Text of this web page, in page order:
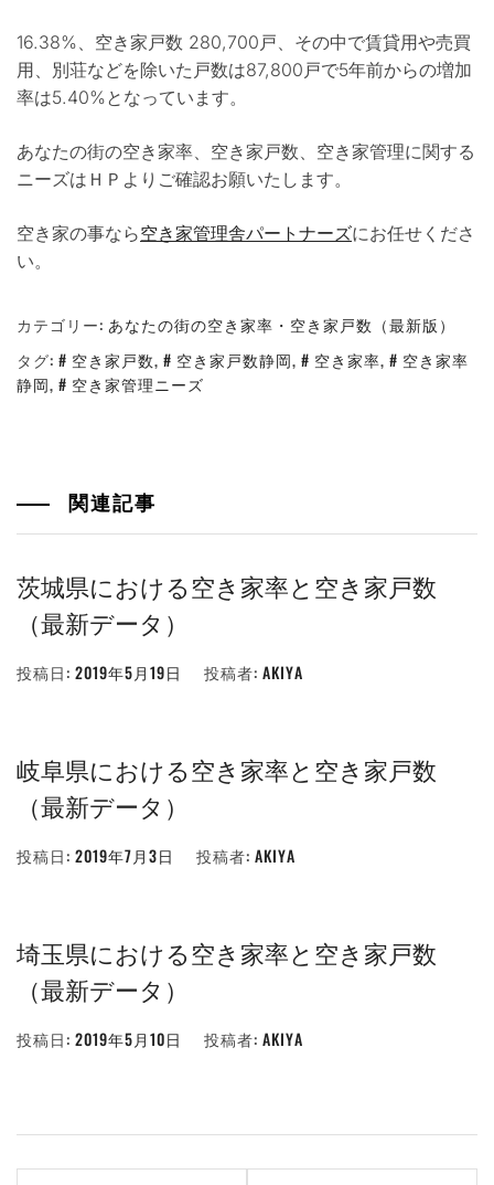
16.38%、空き家戸数 280,700戸、その中で賃貸用や売買
用、別荘などを除いた戸数は87,800戸で5年前からの増加
率は5.40%となっています。
あなたの街の空き家率、空き家戸数、空き家管理に関する
ニーズはＨＰよりご確認お願いたします。
空き家の事なら空き家管理舎パートナーズにお任せくださ
い。
カテゴリー: あなたの街の空き家率・空き家戸数（最新版）
タグ:
空き家戸数, 空き家戸数静岡, 空き家率,
空き家率
静岡, 空き家管理ニーズ
関連記事
茨城県における空き家率と空き家戸数
（最新データ）
投稿日: 2019年5月19日 投稿者: AKIYA
岐阜県における空き家率と空き家戸数
（最新データ）
投稿日: 2019年7月3日 投稿者: AKIYA
埼玉県における空き家率と空き家戸数
（最新データ）
投稿日: 2019年5月10日 投稿者: AKIYA